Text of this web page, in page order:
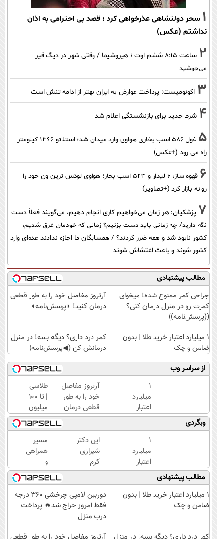
1 سحر دولتشاهی عذرخواهی کرد ؛ قصد بی احترامی به اذان
نداشتم (عکس)
2
ساعت ۸:۱۵ ششم اوت ؛ هیروشیما / وقتی شهر در دیگ قیر
می‌جوشید
3 اکونومیست: پرداخت عوارض به ایران بهتر از ادامه تنش است
4 شرط جدید برای بازنشستگی اعلام شد
5
غول 586 اسب بخاری هواوی وارد میدان شد؛ استلاتو 1366 کیلومتر
راه می رود (+عکس)
6
قهوه ساز، 6 لیدار و 523 اسب بخار؛ هواوی لوکس ترین ون خود را
روانه بازار کرد (+تصاویر)
7 پزشکیان: هر زمان می‌خواهیم کاری انجام دهیم، می‌گویند فعلاً دست
نگه دارید/ چه زمانی باید دست بزنیم؟ زمانی که خودمان غرق شدیم،
کشور نابود شد و همه ضرر کردند؟ / همسایگان ما اجازه ندادند عده‌ای وارد
کشور شوند و باعث اغتشاش شوند
مطالب پیشنهادی
جراحی کمر ممنوع شده! میخوای
کمرت رو در منزل درمان کنی؟
((پرسش‌نامه))
آرتروز مفاصل خود را به طور قطعی
درمان کنید! ◗پرسش‌نامه◖
۱ میلیارد اعتبار خرید طلا | بدون
ضامن و چک
کمر درد داری؟ دیگه بسه! در منزل
درمانش کن (◀پرسش‌نامه)
از سراسر وب
۱
میلیارد
اعتبار
خرید
طلا |
بدون
ضامن
و چک
آرتروز مفاصل
خود را به طور
قطعی درمان
کنید!
◗پرسش‌نامه◖
طلاسی
| تا 100
میلیون
وام
آنی
خرید
طلا💰
ثبت
نام
کن!
وبگردی
۱
میلیارد
اعتبار
خرید
طلا |
بدون
این دکتر
شیرازی
کرم
ترمیم
زخم
ایرانی را
ساخت!!!
مسیر
همراهی
و
گزارش
عملکرد
گروه
اسنپ
مطالب پیشنهادی
۱ میلیارد اعتبار خرید طلا | بدون
ضامن و چک
دوربین لامپی چرخشی 360 درجه
فقط امروز حراج شد🔥 پرداخت
درب منزل